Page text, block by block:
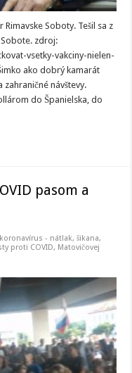
Soboty. Tešil sa z
zdroj:
vsetky-vakciny-nielen-
ako dobrý kamarát
zahraničné návštevy.
do Španielska, do
pasom a
koronavírus - nátlak, šikana,
proti COVID, Matovičovej